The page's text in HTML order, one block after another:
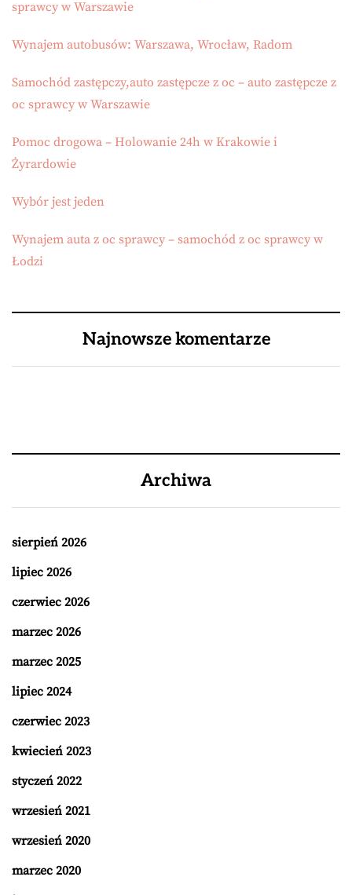
sprawcy w Warszawie
Wynajem autobusów: Warszawa, Wrocław, Radom
Samochód zastępczy,auto zastępcze z oc – auto zastępcze z
oc sprawcy w Warszawie
Pomoc drogowa – Holowanie 24h w Krakowie i
Żyrardowie
Wybór jest jeden
Wynajem auta z oc sprawcy – samochód z oc sprawcy w
Łodzi
Najnowsze komentarze
Archiwa
sierpień 2026
lipiec 2026
czerwiec 2026
marzec 2026
marzec 2025
lipiec 2024
czerwiec 2023
kwiecień 2023
styczeń 2022
wrzesień 2021
wrzesień 2020
marzec 2020